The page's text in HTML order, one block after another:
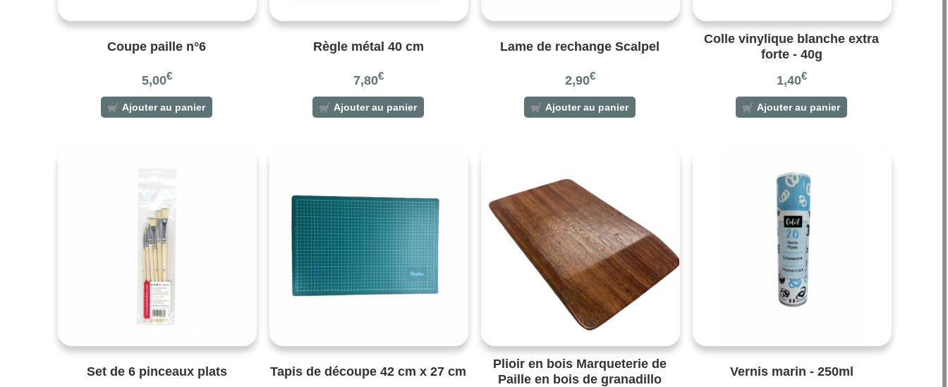
Coupe paille n°6
5,00€
Ajouter au panier
Règle métal 40 cm
7,80€
Ajouter au panier
Lame de rechange Scalpel
2,90€
Ajouter au panier
Colle vinylique blanche extra
forte - 40g
1,40€
Ajouter au panier
Set de 6 pinceaux plats Tapis de découpe 42 cm x 27 cm
Plioir en bois Marqueterie de
Paille en bois de granadillo
Vernis marin - 250ml